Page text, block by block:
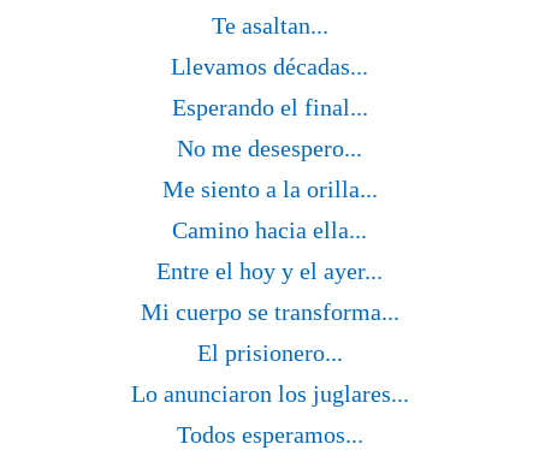
Te asaltan...
Llevamos décadas...
Esperando el final...
No me desespero...
Me siento a la orilla...
Camino hacia ella...
Entre el hoy y el ayer...
Mi cuerpo se transforma...
El prisionero...
Lo anunciaron los juglares...
Todos esperamos...